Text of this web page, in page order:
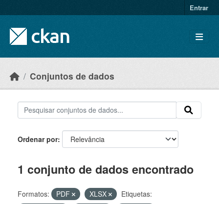
Entrar
Conjuntos de dados
Ordenar por
1 conjunto de dados encontrado
Formatos: PDF XLSX
Etiquetas: